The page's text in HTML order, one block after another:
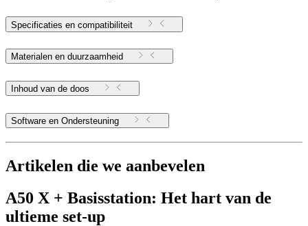
Specificaties en compatibiliteit
Materialen en duurzaamheid
Inhoud van de doos
Software en Ondersteuning
Artikelen die we aanbevelen
A50 X + Basisstation: Het hart van de
ultieme set-up